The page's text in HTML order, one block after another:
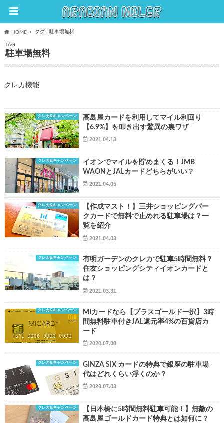
HOME タグ : 駐車場無料
TAG
駐車場無料
クレカ機能
クレカ&キャンペーン
高島屋カードを利用してマイル利回り
【6.9%】を叩き出す驚異の裏ワザ
2021.04.13
クレカ&キャンペーン
イオンでマイルを貯めまくる！JMB
WAONとJALカードどちらがいい？
2021.04.05
クレカ&キャンペーン
【作成マスト！】三井ショッピングパー
クカードで無料で止めれる駐車場は？一
覧を紹介
2021.04.03
クレカ&キャンペーン
有明ガーデンのクレカで駐車5時間無料？
住友ショッピングシティイオンカードと
は？
2021.03.31
クレカ&キャンペーン
MIカードなら【プラスゴールド一択】3時
間無料駐車付きJAL還元率4%の百貨店カ
ード
2020.07.08
クレカ&キャンペーン
GINZA SIX カードの特典で銀座の駐車場
代はどれくらい浮くのか？
2020.07.03
クレカ&キャンペーン
【日本橋に5時間無料駐車可能！】無敵の
高島屋ゴールドカード特典とは如何に？